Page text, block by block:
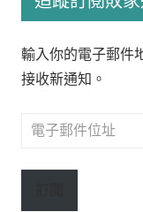
輸入你的電子郵件
接收新通知。
電
郵